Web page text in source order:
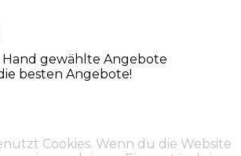
besten Angebote!
Cookies. Wenn du die Website